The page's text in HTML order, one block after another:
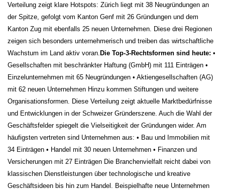
Verteilung zeigt klare Hotspots: Zürich liegt mit 38 Neugründungen an
der Spitze, gefolgt vom Kanton Genf mit 26 Gründungen und dem
Kanton Zug mit ebenfalls 25 neuen Unternehmen. Diese drei Regionen
zeigen sich besonders unternehmerisch und treiben das wirtschaftliche
Wachstum im Land aktiv voran. Die Top-3-Rechtsformen sind heute: •
Gesellschaften mit beschränkter Haftung (GmbH) mit 111 Einträgen •
Einzelunternehmen mit 65 Neugründungen • Aktiengesellschaften (AG)
mit 62 neuen Unternehmen Hinzu kommen Stiftungen und weitere
Organisationsformen. Diese Verteilung zeigt aktuelle Marktbedürfnisse
und Entwicklungen in der Schweizer Gründerszene. Auch die Wahl der
Geschäftsfelder spiegelt die Vielseitigkeit der Gründungen wider. Am
häufigsten vertreten sind Unternehmen aus: • Bau und Immobilien mit
34 Einträgen • Handel mit 30 neuen Unternehmen • Finanzen und
Versicherungen mit 27 Einträgen Die Branchenvielfalt reicht dabei von
klassischen Dienstleistungen über technologische und kreative
Geschäftsideen bis hin zum Handel. Beispielhafte neue Unternehmen